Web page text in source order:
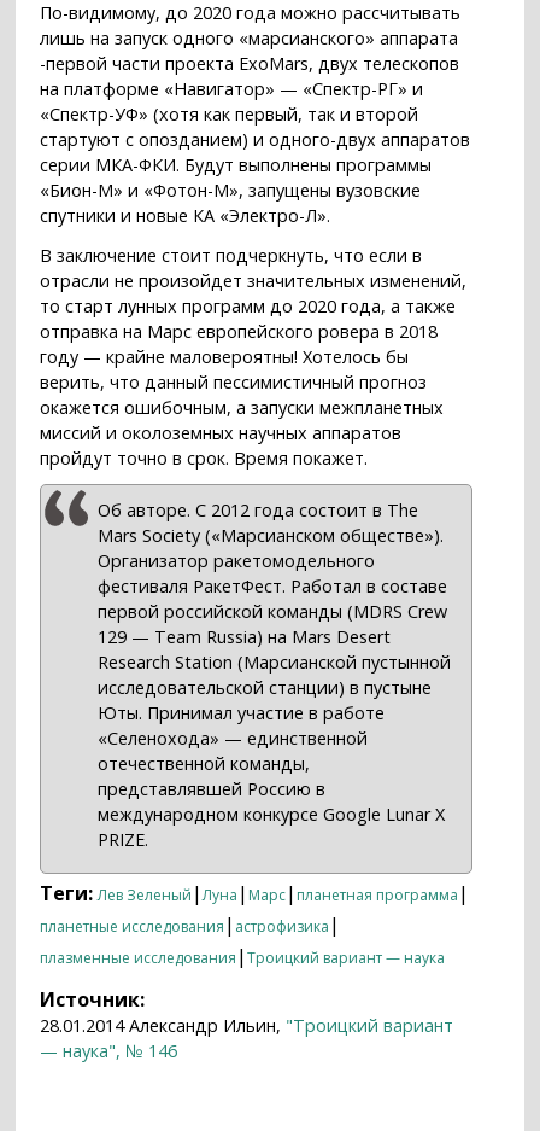
По-видимому, до 2020 года можно рассчитывать
лишь на запуск одного «марсианского» аппарата
-первой части проекта ExoMars, двух телескопов
на платформе «Навигатор» — «Спектр-РГ» и
«Спектр-УФ» (хотя как первый, так и второй
стартуют с опозданием) и одного-двух аппаратов
серии МКА-ФКИ. Будут выполнены программы
«Бион-М» и «Фотон-М», запущены вузовские
спутники и новые КА «Электро-Л».
В заключение стоит подчеркнуть, что если в
отрасли не произойдет значительных изменений,
то старт лунных программ до 2020 года, а также
отправка на Марс европейского ровера в 2018
году — крайне маловероятны! Хотелось бы
верить, что данный пессимистичный прогноз
окажется ошибочным, а запуски межпланетных
миссий и околоземных научных аппаратов
пройдут точно в срок. Время покажет.
Об авторе. С 2012 года состоит в The
Mars Society («Марсианском обществе»).
Организатор ракетомодельного
фестиваля РакетФест. Работал в составе
первой российской команды (MDRS Crew
129 — Team Russia) на Mars Desert
Research Station (Марсианской пустынной
исследовательской станции) в пустыне
Юты. Принимал участие в работе
«Селенохода» — единственной
отечественной команды,
представлявшей Россию в
международном конкурсе Google Lunar X
PRIZE.
Теги:Лев Зеленый |Луна | Марс| планетная программа |
планетные исследования | астрофизика |
плазменные исследования |Троицкий вариант — наука
Источник:
28.01.2014 Александр Ильин, "Троицкий вариант
— наука", № 146